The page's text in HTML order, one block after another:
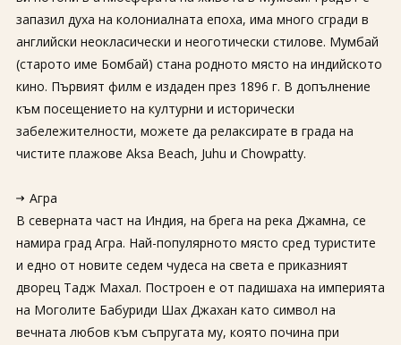
запазил духа на колониалната епоха, има много сгради в
английски неокласически и неоготически стилове. Мумбай
(старото име Бомбай) стана родното място на индийското
кино. Първият филм е издаден през 1896 г. В допълнение
към посещението на културни и исторически
забележителности, можете да релаксирате в града на
чистите плажове Aksa Beach, Juhu и Chowpatty.
Агра
В северната част на Индия, на брега на река Джамна, се
намира град Агра. Най-популярното място сред туристите
и едно от новите седем чудеса на света е приказният
дворец Тадж Махал. Построен е от падишаха на империята
на Моголите Бабуриди Шах Джахан като символ на
вечната любов към съпругата му, която почина при